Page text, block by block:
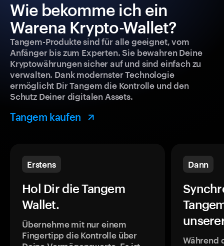
Wie bekomme ich ein
Warena Krypto-Wallet?
Tangem-Produkte sind für alle geeignet, vom
Anfänger bis zum Experten. Sie bewahren Deine
Kryptowährungen sicher auf und sind einfach zu
verwalten. Dank modernster Technologie
ermöglicht Dir Tangem die Kontrolle und den
Schutz Deiner digitalen Assets.
Tangem kaufen
Erstens
Hol Dir die Tangem
Wallet.
Übernehme mit nur einem
Fingertipp die Kontrolle über
Dann
Während